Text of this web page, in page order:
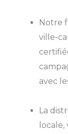
Notre
ville-
avec
La